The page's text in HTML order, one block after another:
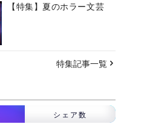
【特集】夏のホラー文芸
特集記事一覧
シェア数